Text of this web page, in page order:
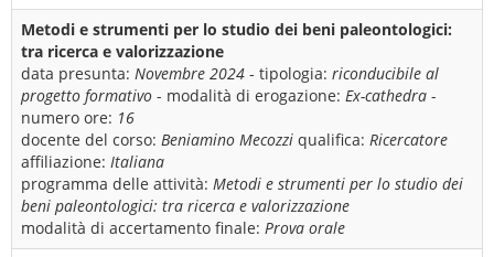
Metodi e strumenti per lo studio dei beni paleontologici:
tra ricerca e valorizzazione
data presunta: Novembre 2024 - tipologia: riconducibile al
progetto formativo - modalità di erogazione: Ex-cathedra -
numero ore: 16
docente del corso: Beniamino Mecozzi qualifica: Ricercatore
affiliazione: Italiana
programma delle attività: Metodi e strumenti per lo studio dei
beni paleontologici: tra ricerca e valorizzazione
modalità di accertamento finale: Prova orale